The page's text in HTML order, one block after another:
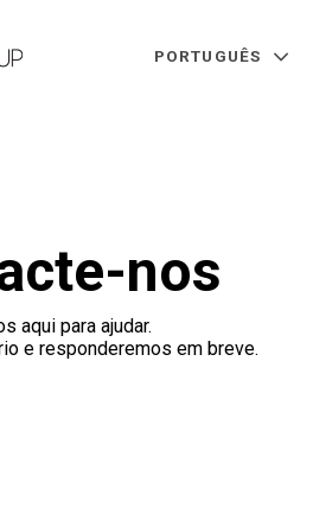
PORTUGUÊS
nos
aqui para ajudar.
e responderemos em breve.